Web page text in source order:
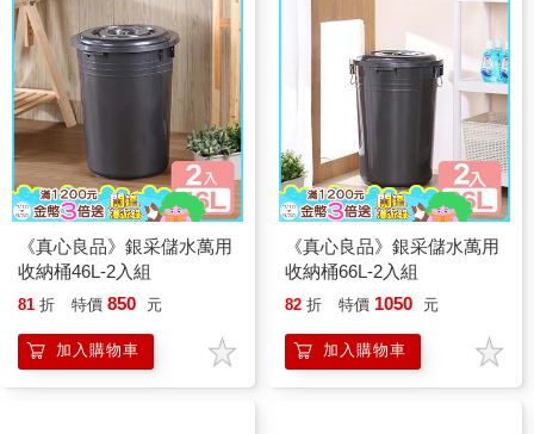
《真心良品》銀采儲水萬用
收納桶46L-2入組
81 折 特價 850 元
加入購物車
《真心良品》銀采儲水萬用
收納桶66L-2入組
82 折 特價 1050 元
加入購物車